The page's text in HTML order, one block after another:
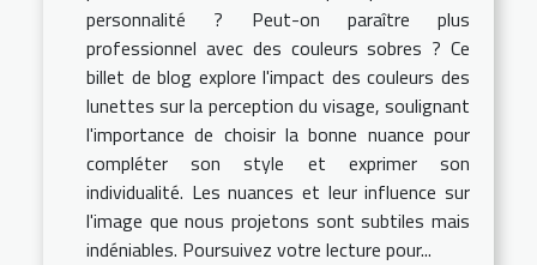
personnalité ? Peut-on paraître plus
professionnel avec des couleurs sobres ? Ce
billet de blog explore l'impact des couleurs des
lunettes sur la perception du visage, soulignant
l'importance de choisir la bonne nuance pour
compléter son style et exprimer son
individualité. Les nuances et leur influence sur
l'image que nous projetons sont subtiles mais
indéniables. Poursuivez votre lecture pour...